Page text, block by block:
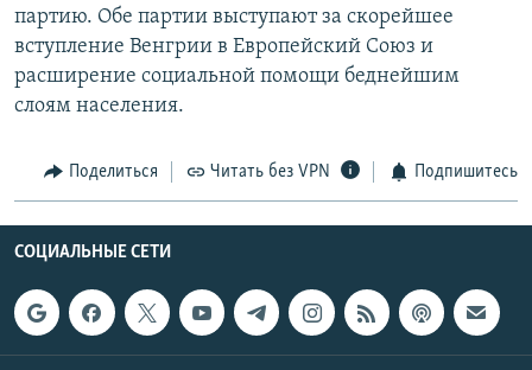
партию. Обе партии выступают за скорейшее
вступление Венгрии в Европейский Союз и
расширение социальной помощи беднейшим
слоям населения.
Поделиться Читать без VPN Подпишитесь
СОЦИАЛЬНЫЕ СЕТИ